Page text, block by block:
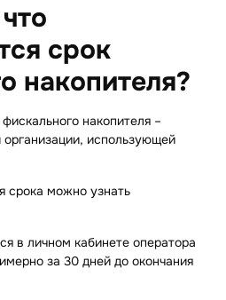
срок
накопителя?
накопителя –
использующей
срока можно узнать
в личном кабинете оператора
за 30 дней до окончания